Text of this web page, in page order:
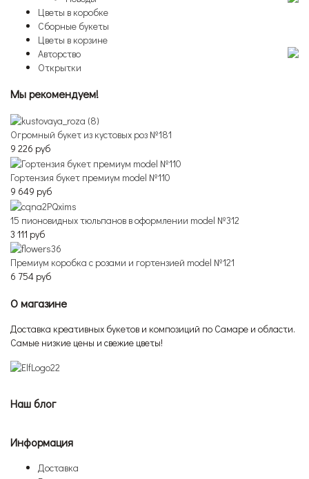
Цветы в коробке
Сборные букеты
Цветы в корзине
Авторство
Открытки
Мы рекомендуем!
Огромный букет из кустовых роз №181
9 226 руб
Гортензия букет премиум model №110
9 649 руб
15 пионовидных тюльпанов в оформлении model №312
3 111 руб
Премиум коробка с розами и гортензией model №121
6 754 руб
О магазине
Доставка креативных букетов и композиций по Самаре и области.
Самые низкие цены и свежие цветы!
Наш блог
Информация
Доставка